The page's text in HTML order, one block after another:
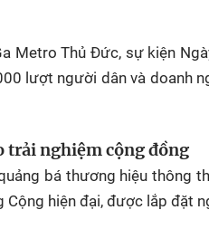
Việt
Các show khác
khác
Metro Thủ Đức, sự kiện
lượt người dân và doanh
trải nghiệm cộng đồng
bá thương hiệu thông
Cộng hiện đại, được lắp đặt